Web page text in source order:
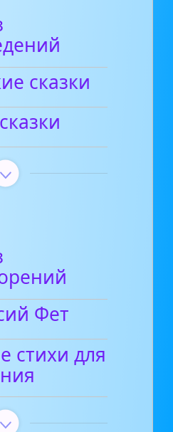
сказки
Фет
стихи для